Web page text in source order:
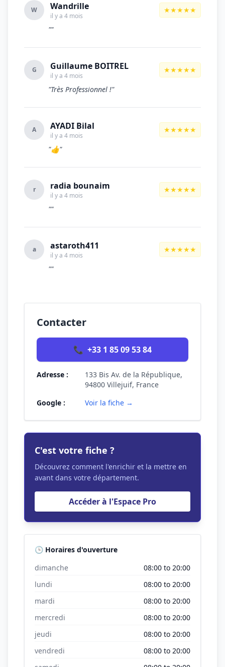
W Wandrille
il y a 4 mois
★★★★★
""
G Guillaume BOITREL
il y a 4 mois
★★★★★
"Très Professionnel !"
A AYADI Bilal
il y a 4 mois
★★★★★
"👍"
r radia bounaim
il y a 4 mois
★★★★★
""
a astaroth411
il y a 4 mois
★★★★★
""
Contacter
📞 +33 1 85 09 53 84
Adresse :
133 Bis Av. de la République,
94800 Villejuif, France
Google :
Voir la fiche →
C'est votre fiche ?
Découvrez comment l'enrichir et la mettre en
avant dans votre département.
Accéder à l'Espace Pro
🕒 Horaires d'ouverture
dimanche
08:00 to 20:00
lundi
08:00 to 20:00
mardi
08:00 to 20:00
mercredi
08:00 to 20:00
jeudi
08:00 to 20:00
vendredi
08:00 to 20:00